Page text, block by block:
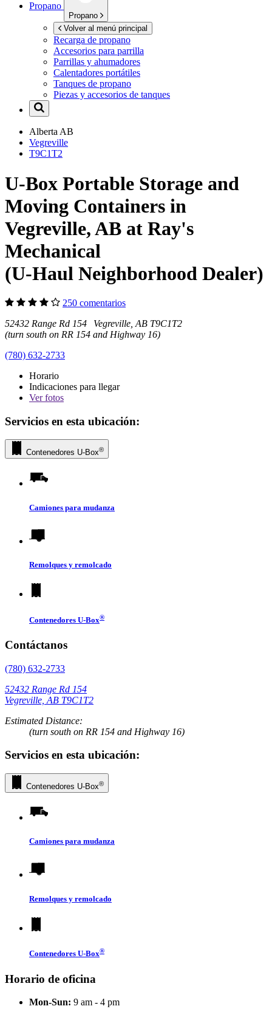
Propano
Propano
Volver al menú principal
Recarga de propano
Accesorios para parrilla
Parrillas y ahumadores
Calentadores portátiles
Tanques de propano
Piezas y accesorios de tanques
Alberta AB
Vegreville
T9C1T2
U-Box Portable Storage and
Moving Containers in
Vegreville, AB at Ray's
Mechanical
(U-Haul Neighborhood Dealer)
250 comentarios
52432 Range Rd 154 Vegreville, AB T9C1T2
(turn south on RR 154 and Highway 16)
(780) 632-2733
Horario
Indicaciones para llegar
Verfotos
Servicios en esta ubicación:
Contenedores U-Box®
Camiones para mudanza
Remolques y remolcado
Contenedores U-Box®
Contáctanos
(780) 632-2733
52432 Range Rd 154
Vegreville, AB T9C1T2
Estimated Distance:
(turn south on RR 154 and Highway 16)
Servicios en esta ubicación:
Contenedores U-Box®
Camiones para mudanza
Remolques y remolcado
Contenedores U-Box®
Horario de oficina
Mon-Sun: 9 am - 4 pm